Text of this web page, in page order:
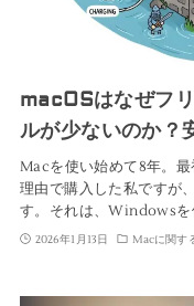
macOSはなぜフ
ルが少ないのか？
Macを使い始めて8年。
理由で購入した私ですが
す。それは、Windowsを
2026年1月13日 Macに関す